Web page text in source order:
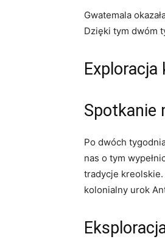
Gwatemala
Dzięki tym dwóm
Spotkanie
Po dwóch
nas o tym
tradycje kreolskie.
kolonialny urok